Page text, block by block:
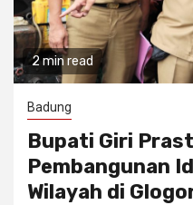
2 min read
Badung
Bupati Giri
Pembangunan
Wilayah di